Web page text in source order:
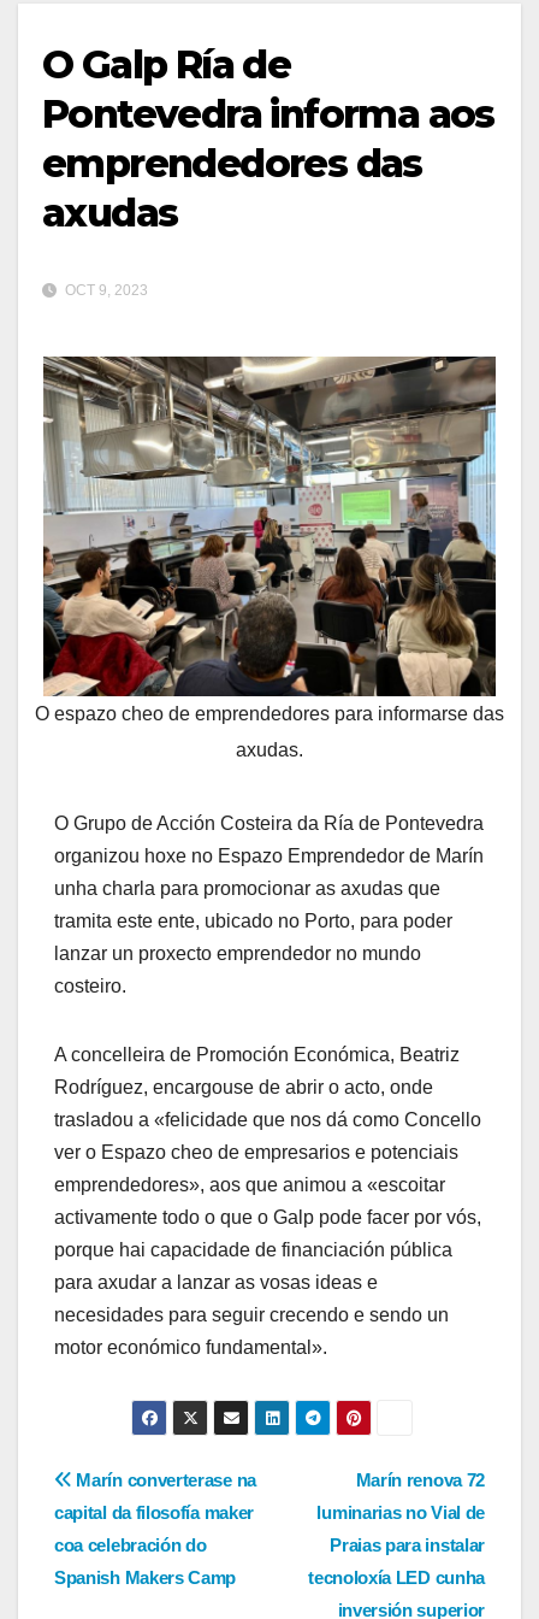
O Galp Ría de
Pontevedra informa aos
emprendedores das
axudas
OCT 9, 2023
O espazo cheo de emprendedores para informarse das
axudas.
O Grupo de Acción Costeira da Ría de Pontevedra
organizou hoxe no Espazo Emprendedor de Marín
unha charla para promocionar as axudas que
tramita este ente, ubicado no Porto, para poder
lanzar un proxecto emprendedor no mundo
costeiro.
A concelleira de Promoción Económica, Beatriz
Rodríguez, encargouse de abrir o acto, onde
trasladou a «felicidade que nos dá como Concello
ver o Espazo cheo de empresarios e potenciais
emprendedores», aos que animou a «escoitar
activamente todo o que o Galp pode facer por vós,
porque hai capacidade de financiación pública
para axudar a lanzar as vosas ideas e
necesidades para seguir crecendo e sendo un
motor económico fundamental».
Navegación
de
entradas
Marín renova 72
luminarias no Vial de
Praias para instalar
tecnoloxía LED cunha
inversión superior
Marín converterase na
capital da filosofía maker
coa celebración do
Spanish Makers Camp